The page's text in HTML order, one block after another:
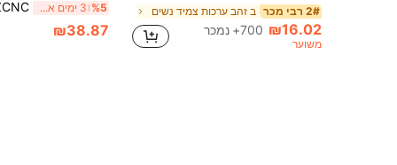
2# רבי מכר ב זהב ערכות צמיד נשים
₪16.02 700+ נמכר
משוער
%5 3 ימים אחרונים
₪38.87